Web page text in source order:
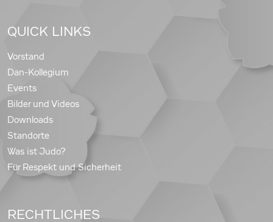
QUICK LINKS
Vorstand
Dan-Kollegium
Events
Bilder und Videos
Downloads
Standorte
Was ist Judo?
Für Respekt und Sicherheit
RECHTLICHES